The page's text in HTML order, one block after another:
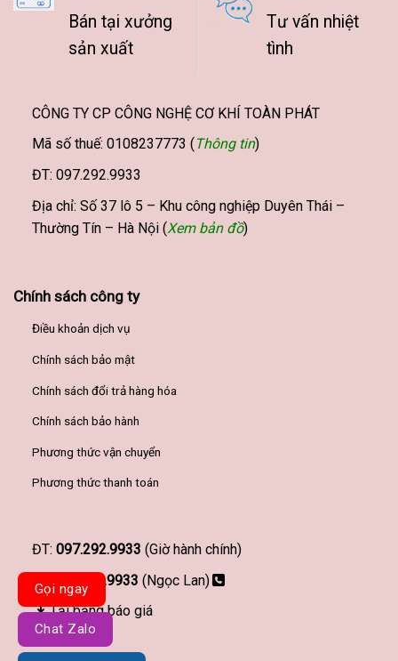
Bán tại xưởng
sản xuất
Tư vấn nhiệt
tình
CÔNG TY CP CÔNG NGHỆ CƠ KHÍ TOÀN PHÁT
Mã số thuế: 0108237773 ( Thông tin)
ĐT: 097.292.9933
Địa chỉ: Số 37 lô 5 – Khu công nghiệp Duyên Thái –
Thường Tín – Hà Nội (Xem bản đồ)
Chính sách công ty
Điều khoản dịch vụ
Chính sách bảo mật
Chính sách đổi trả hàng hóa
Chính sách bảo hành
Phương thức vận chuyển
Phương thức thanh toán
ĐT: 097.292.9933 (Giờ hành chính)
097.292.9933 (Ngọc Lan)
Tải bảng báo giá
Gọi ngay
Chat Zalo